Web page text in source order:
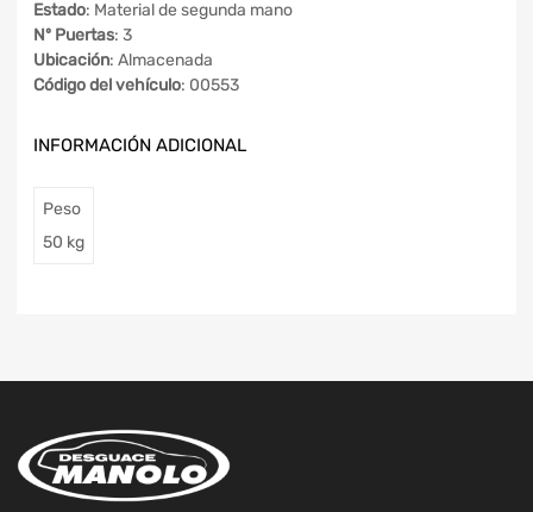
Estado: Material de segunda mano
Nº Puertas: 3
Ubicación: Almacenada
Código del vehículo: 00553
INFORMACIÓN ADICIONAL
Peso
50 kg